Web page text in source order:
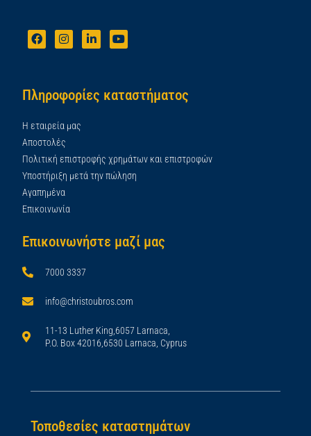
Πληροφορίες καταστήματος
Η εταιρεία μας
Αποστολές
Πολιτική επιστροφής χρημάτων και επιστροφών
Υποστήριξη μετά την πώληση
Αγαπημένα
Επικοινωνία
Επικοινωνήστε μαζί μας
7000 3337
info@christoubros.com
11-13 Luther King,6057 Larnaca,
P.O. Box 42016,6530 Larnaca, Cyprus
Τοποθεσίες καταστημάτων